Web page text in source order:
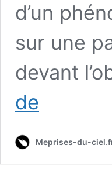
d’un
sur une
devant
de
Meprises-du-